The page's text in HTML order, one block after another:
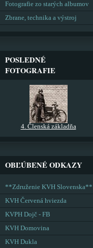
Fotografie zo starých albumov
Zbrane, technika a výstroj
POSLEDNÉ
FOTOGRAFIE
4. Členská základňa
OBĽÚBENÉ ODKAZY
**Združenie KVH Slovenska**
KVH Červená hviezda
KVPH Dojč - FB
KVH Domovina
KVH Dukla